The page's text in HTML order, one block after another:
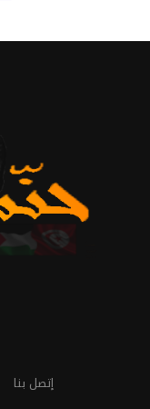
إتصل بنا